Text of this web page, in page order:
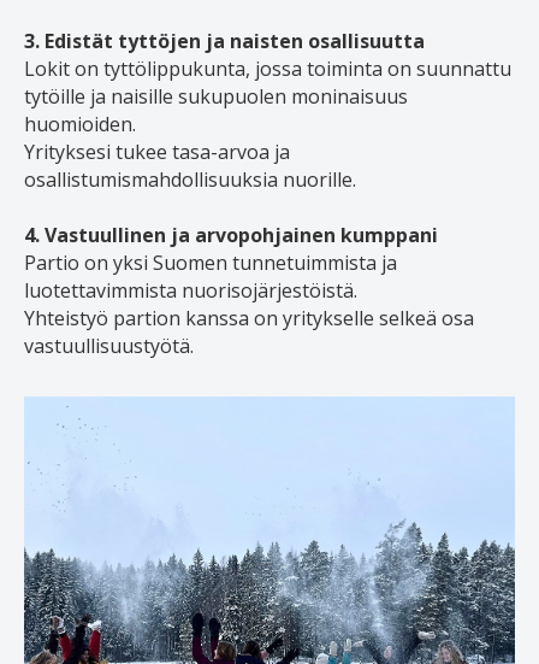
3. Edistät tyttöjen ja naisten osallisuutta
Lokit on tyttölippukunta, jossa toiminta on suunnattu
tytöille ja naisille sukupuolen moninaisuus
huomioiden.
Yrityksesi tukee tasa-arvoa ja
osallistumismahdollisuuksia nuorille.
4. Vastuullinen ja arvopohjainen kumppani
Partio on yksi Suomen tunnetuimmista ja
luotettavimmista nuorisojärjestöistä.
Yhteistyö partion kanssa on yritykselle selkeä osa
vastuullisuustyötä.